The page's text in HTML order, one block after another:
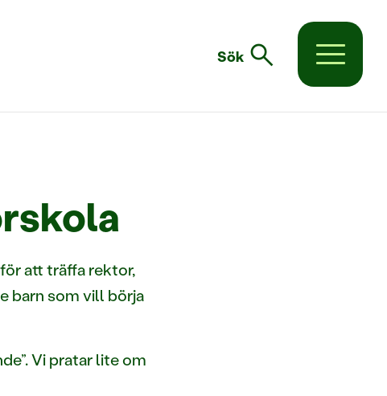
Sök search
att träffa rektor,
barn som vill börja
Vi pratar lite om